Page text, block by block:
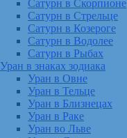
Сатурн в Скорпионе
Сатурн в Стрельце
Сатурн в Козероге
Сатурн в Водолее
Сатурн в Рыбах
Уран в знаках зодиака
Уран в Овне
Уран в Тельце
Уран в Близнецах
Уран в Раке
Уран во Льве